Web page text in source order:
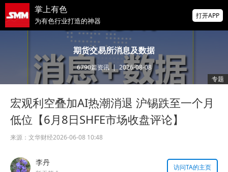
掌上有色
为有色行业打造的神器
2026年8月股份攀钒硅钼棒公开招标招标公告
2026年8月钛业氢氧化铝公开招标招标公告
2026 SMM锌业大会圆满落幕！大咖云集 共
寻锌行业破局发展新机遇
打开APP
期货交易所消息及数据
6790篇资讯|2026-08-08
专题
宏观利空叠加AI热潮消退 沪锡跌至一个月
低位【6月8日SHFE市场收盘评论】
来源： 文华财经2026-06-08 10:48
李丹 访问TA的主页